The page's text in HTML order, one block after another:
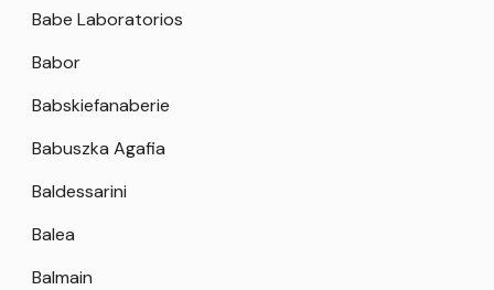
Babe Laboratorios
Babor
Babskiefanaberie
Babuszka Agafia
Baldessarini
Balea
Balmain